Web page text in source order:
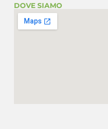
DOVE SIAMO